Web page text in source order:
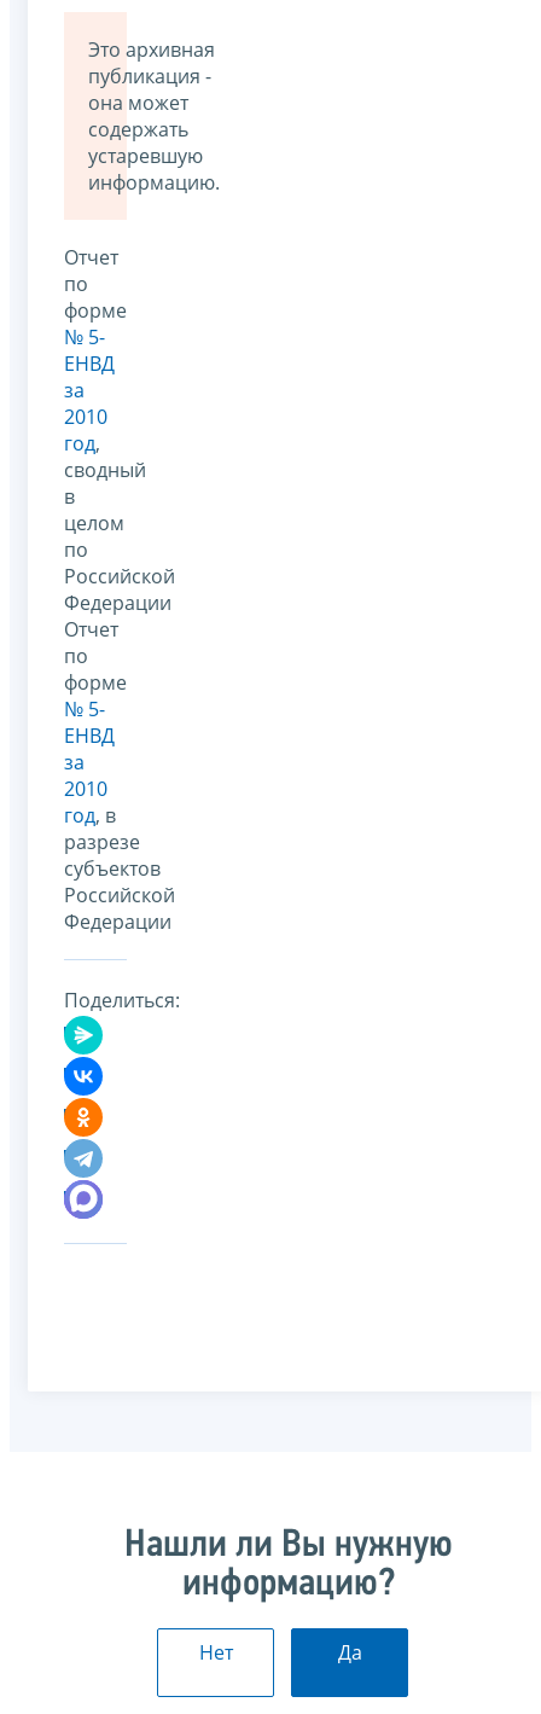
Это архивная
публикация -
она может
содержать
устаревшую
информацию.
Отчет
по
форме
№ 5-
ЕНВД
за
2010
год,
сводный
в
целом
по
Российской
Федерации
Отчет
по
форме
№ 5-
ЕНВД
за
2010
год, в
разрезе
субъектов
Российской
Федерации
Поделиться:
Нашли ли Вы нужную
информацию?
Нет Да